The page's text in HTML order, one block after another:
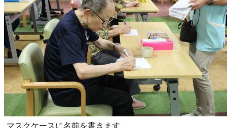
マスクケースに名前を書きます